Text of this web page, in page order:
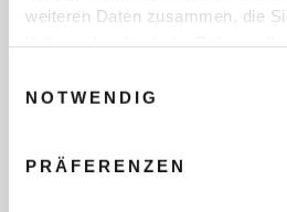
weiteren Daten zusammen, die
NOTWENDIG
PRÄFERENZEN